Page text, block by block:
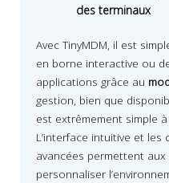
des terminaux
Avec TinyMDM, il est
en borne interactive ou
applications grâce au
gestion, bien que
est extrêmement simple
L’interface intuitive et
avancées permettent
personnaliser